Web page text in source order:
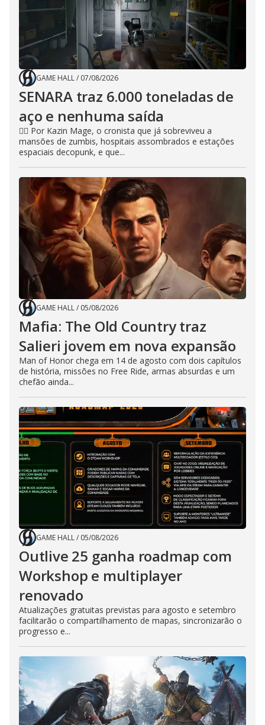
GAME HALL/ 07/08/2026
SENARA traz 6.000 toneladas de
aço e nenhuma saída
🧙‍♂️ Por Kazin Mage, o cronista que já sobreviveu a
mansões de zumbis, hospitais assombrados e estações
espaciais decopunk, e que...
GAME HALL/ 05/08/2026
Mafia: The Old Country traz
Salieri jovem em nova expansão
Man of Honor chega em 14 de agosto com dois capítulos
de história, missões no Free Ride, armas absurdas e um
chefão ainda...
GAME HALL/ 05/08/2026
Outlive 25 ganha roadmap com
Workshop e multiplayer
renovado
Atualizações gratuitas previstas para agosto e setembro
facilitarão o compartilhamento de mapas, sincronizarão o
progresso e...